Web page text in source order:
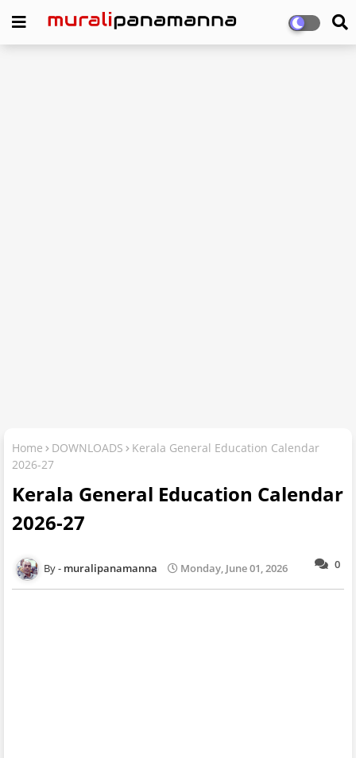
Home DOWNLOADS
Kerala General Education Calendar
2026-27
Kerala General Education Calendar
2026-27
0
muralipanamanna Monday, June 01, 2026